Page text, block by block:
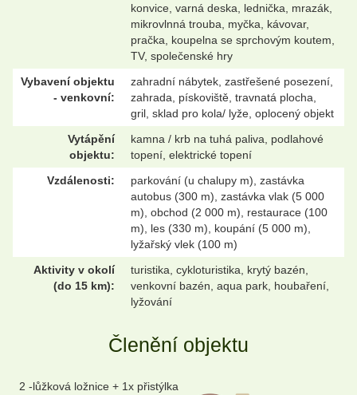
konvice, varná deska, lednička, mrazák,
mikrovlnná trouba, myčka, kávovar,
pračka, koupelna se sprchovým koutem,
TV, společenské hry
Vybavení objektu
- venkovní:
zahradní nábytek, zastřešené posezení,
zahrada, pískoviště, travnatá plocha,
gril, sklad pro kola/ lyže, oplocený objekt
Vytápění
objektu:
kamna / krb na tuhá paliva, podlahové
topení, elektrické topení
Vzdálenosti:
parkování (u chalupy m), zastávka
autobus (300 m), zastávka vlak (5 000
m), obchod (2 000 m), restaurace (100
m), les (330 m), koupání (5 000 m),
lyžařský vlek (100 m)
Aktivity v okolí
(do 15 km):
turistika, cykloturistika, krytý bazén,
venkovní bazén, aqua park, houbaření,
lyžování
Členění objektu
2 -lůžková ložnice + 1x přistýlka